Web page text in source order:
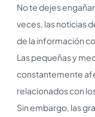
No te dejes
veces, las noticias
de la información
Las pequeñas y
constantemente
relacionados con
Sin embargo, las